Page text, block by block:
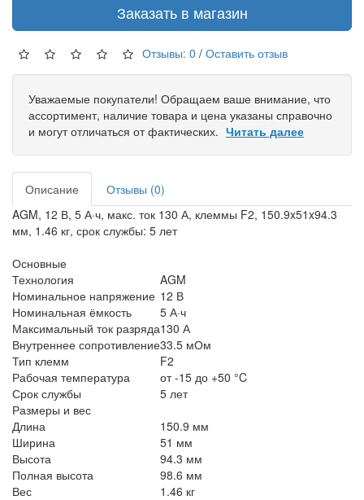
Заказать в магазин
Отзывы: 0 / Оставить отзыв
Уважаемые покупатели! Обращаем ваше внимание, что
ассортимент, наличие товара и цена указаны справочно
и могут отличаться от фактических. Читать далее
Описание
Отзывы (0)
AGM, 12 В, 5 А·ч, макс. ток 130 А, клеммы F2, 150.9x51x94.3
мм, 1.46 кг, срок службы: 5 лет
Основные
Технология
AGM
Номинальное напряжение 12 В
Номинальная ёмкость
5 А·ч
Максимальный ток разряда130 А
Внутреннее сопротивление33.5 мОм
Тип клемм
F2
Рабочая температура
от -15 до +50 °C
Срок службы
5 лет
Размеры и вес
Длина
150.9 мм
Ширина
51 мм
Высота
94.3 мм
Полная высота
98.6 мм
Вес
1.46 кг